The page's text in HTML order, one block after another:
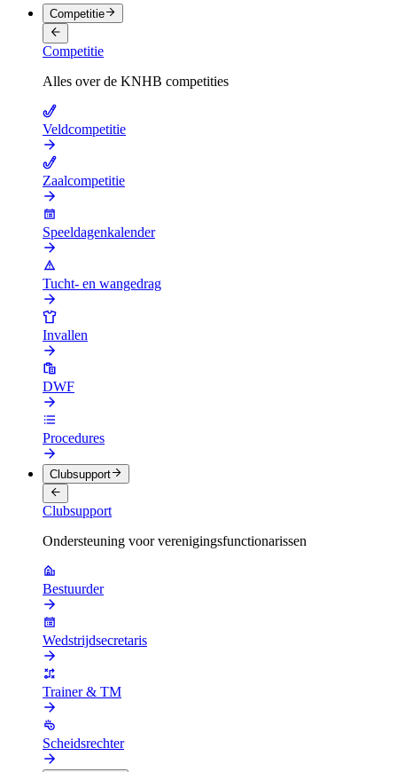
Competitie
Competitie
Alles over de KNHB competities
Veldcompetitie
Zaalcompetitie
Speeldagenkalender
Tucht- en wangedrag
Invallen
DWF
Procedures
Clubsupport
Clubsupport
Ondersteuning voor verenigingsfunctionarissen
Bestuurder
Wedstrijdsecretaris
Trainer & TM
Scheidsrechter